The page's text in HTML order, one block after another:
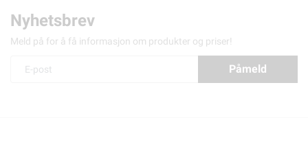
Nyhetsbrev
Meld på for å få informasjon om produkter og priser!
Påmeld